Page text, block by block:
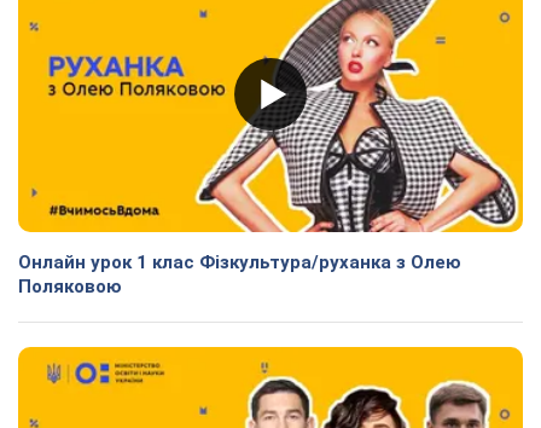
Онлайн урок 1 клас Фізкультура/руханка з Олею
Поляковою